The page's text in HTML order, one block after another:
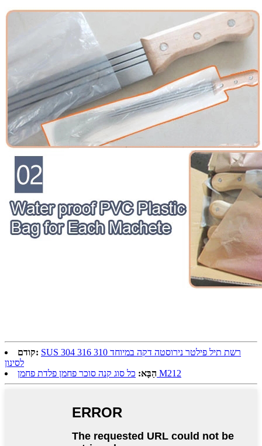
קודם: SUS 304 316 310 רשת תיל פילטר נירוסטה דקה במיוחד
לסינון
הַבָּא: כל סוג קנה סוכר פחמן פלדת פחמן M212